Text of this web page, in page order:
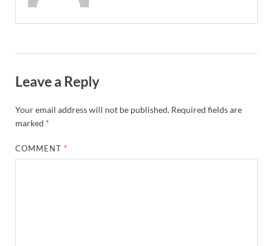
Leave a Reply
Your email address will not be published. Required fields are
marked *
COMMENT*